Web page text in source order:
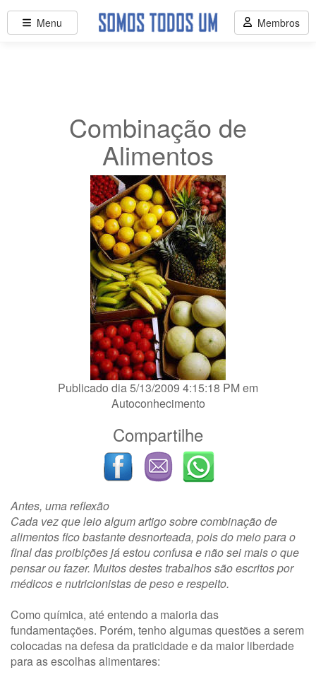
Combinação de
Alimentos
Publicado dia 5/13/2009 4:15:18 PM em
Autoconhecimento
Compartilhe
Antes, uma reflexão
Cada vez que leio algum artigo sobre combinação de
alimentos fico bastante desnorteada, pois do meio para o
final das proibições já estou confusa e não sei mais o que
pensar ou fazer. Muitos destes trabalhos são escritos por
médicos e nutricionistas de peso e respeito.
Como química, até entendo a maioria das
fundamentações. Porém, tenho algumas questões a serem
colocadas na defesa da praticidade e da maior liberdade
para as escolhas alimentares:
Menu Membros